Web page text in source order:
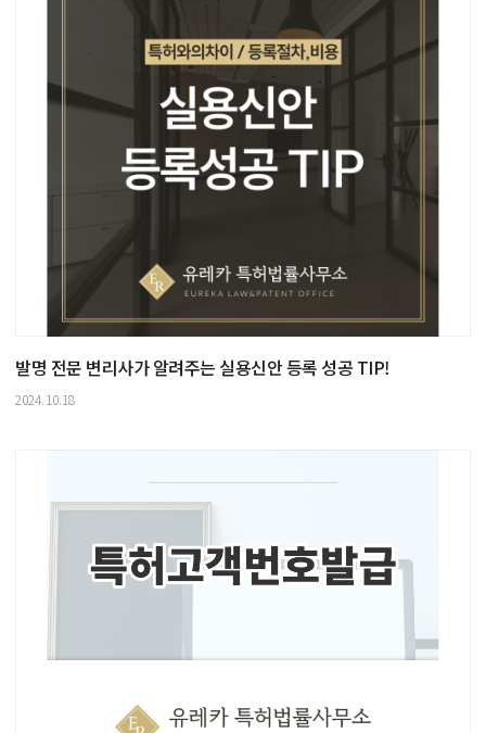
발명 전문 변리사가 알려주는 실용신안 등록 성공 TIP!
2024.10.18